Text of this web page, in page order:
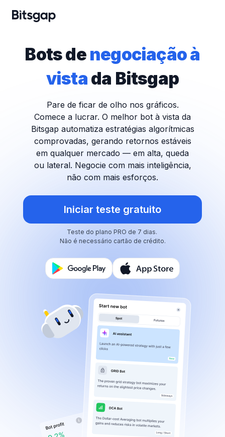
Bots denegociação à
vistada Bitsgap
Pare de ficar de olho nos gráficos.
Comece a lucrar. O melhor bot à vista da
Bitsgap automatiza estratégias algorítmicas
comprovadas, gerando retornos estáveis
em qualquer mercado — em alta, queda
ou lateral. Negocie com mais inteligência,
não com mais esforços.
Iniciar teste gratuito
Teste do plano PRO de 7 dias.
Não é necessário cartão de crédito.